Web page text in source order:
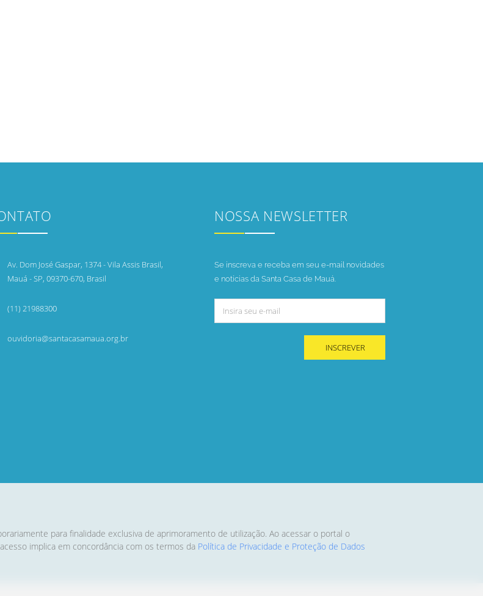
para finalidade exclusiva de aprimoramento de utilização. Ao acessar o portal o
implica em concordância com os termos da Política de Privacidade e Proteção de Dados
Av. Dom José Gaspar, 1374 - Vila Assis Brasil,
Mauá - SP, 09370-670, Brasil
(11) 21988300
ouvidoria@santacasamaua.org.br
NOSSA NEWSLETTER
Se inscreva e receba em seu e-mail novidades
e notícias da Santa Casa de Mauá.
INSCREVER